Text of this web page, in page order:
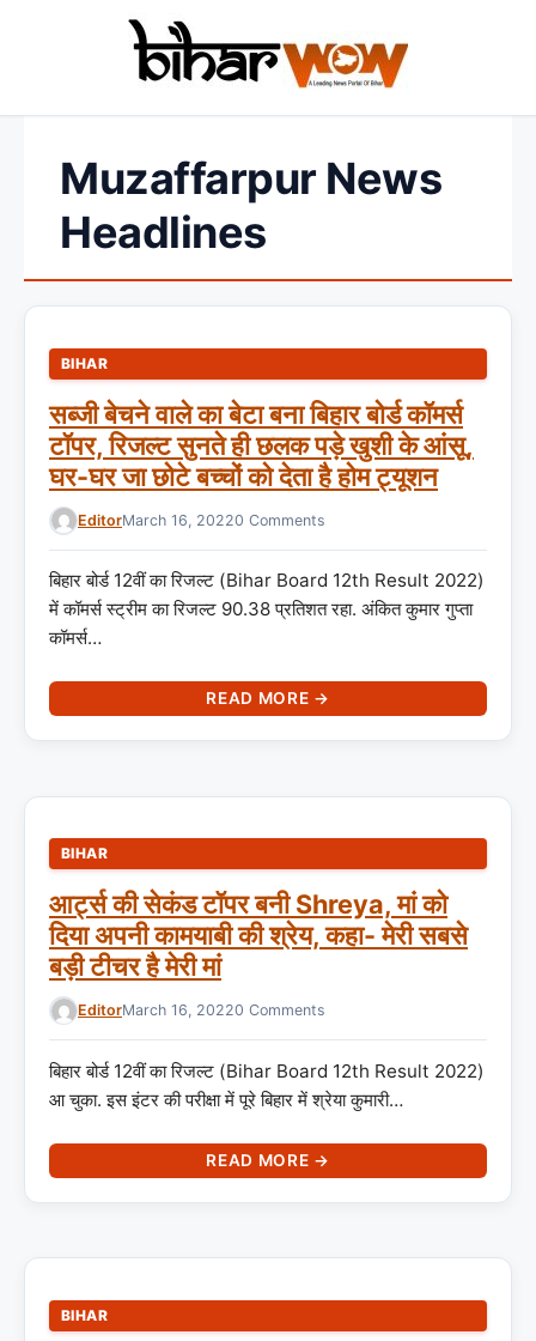
Muzaffarpur News
Headlines
BIHAR
सब्जी बेचने वाले का बेटा बना बिहार बोर्ड कॉमर्स
टॉपर, रिजल्ट सुनते ही छलक पड़े खुशी के आंसू,
घर-घर जा छोटे बच्चों को देता है होम ट्यूशन
EditorMarch 16, 20220 Comments
बिहार बोर्ड 12वीं का रिजल्ट (Bihar Board 12th Result 2022)
में कॉमर्स स्ट्रीम का रिजल्ट 90.38 प्रतिशत रहा. अंकित कुमार गुप्ता
कॉमर्स…
READ MORE →
BIHAR
आर्ट्स की सेकंड टॉपर बनी Shreya, मां को
दिया अपनी कामयाबी की श्रेय, कहा- मेरी सबसे
बड़ी टीचर है मेरी मां
EditorMarch 16, 20220 Comments
बिहार बोर्ड 12वीं का रिजल्ट (Bihar Board 12th Result 2022)
आ चुका. इस इंटर की परीक्षा में पूरे बिहार में श्रेया कुमारी…
READ MORE →
BIHAR